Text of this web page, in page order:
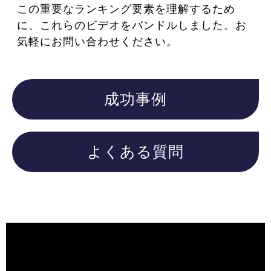
この重要なランキング要素を理解するため
に、これらのビデオをバンドルしました。お
気軽にお問い合わせください。
成功事例
よくある質問